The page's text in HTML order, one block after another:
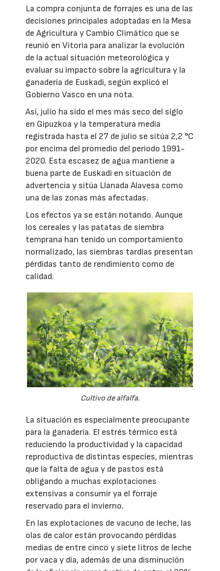
La compra conjunta de forrajes es una de las
decisiones principales adoptadas en la Mesa
de Agricultura y Cambio Climático que se
reunió en Vitoria para analizar la evolución
de la actual situación meteorológica y
evaluar su impacto sobre la agricultura y la
ganadería de Euskadi, según explicó el
Gobierno Vasco en una nota.
Así, julio ha sido el mes más seco del siglo
en Gipuzkoa y la temperatura media
registrada hasta el 27 de julio se sitúa 2,2 °C
por encima del promedio del periodo 1991-
2020. Esta escasez de agua mantiene a
buena parte de Euskadi en situación de
advertencia y sitúa Llanada Alavesa como
una de las zonas más afectadas.
Los efectos ya se están notando. Aunque
los cereales y las patatas de siembra
temprana han tenido un comportamiento
normalizado, las siembras tardías presentan
pérdidas tanto de rendimiento como de
calidad.
Cultivo de alfalfa.
La situación es especialmente preocupante
para la ganadería. El estrés térmico está
reduciendo la productividad y la capacidad
reproductiva de distintas especies, mientras
que la falta de agua y de pastos está
obligando a muchas explotaciones
extensivas a consumir ya el forraje
reservado para el invierno.
En las explotaciones de vacuno de leche, las
olas de calor están provocando pérdidas
medias de entre cinco y siete litros de leche
por vaca y día, además de una disminución